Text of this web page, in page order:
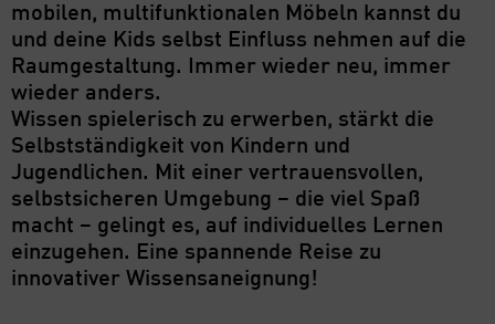
mobilen, multifunktionalen Möbeln kannst du
und deine Kids selbst Einfluss nehmen auf die
Raumgestaltung. Immer wieder neu, immer
wieder anders.
Wissen spielerisch zu erwerben, stärkt die
Selbstständigkeit von Kindern und
Jugendlichen. Mit einer vertrauensvollen,
selbstsicheren Umgebung – die viel Spaß
macht – gelingt es, auf individuelles Lernen
einzugehen. Eine spannende Reise zu
innovativer Wissensaneignung!